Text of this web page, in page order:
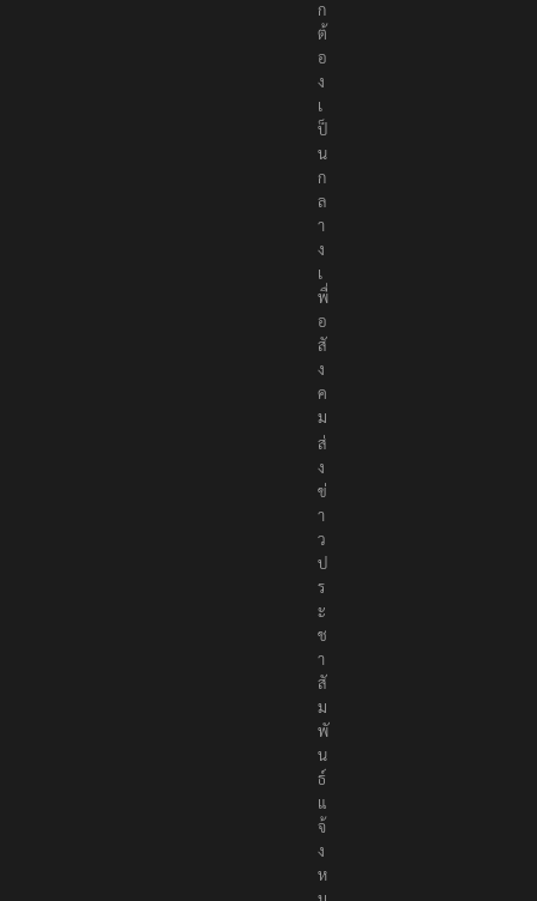
ก
ต้
อ
ง
เ
ป็
น
ก
ล
า
ง
เ
พื่
อ
สั
ง
ค
ม
ส่
ง
ข่
า
ว
ป
ร
ะ
ช
า
สั
ม
พั
น
ธ์
แ
จ้
ง
ห